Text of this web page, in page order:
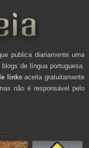
publica diariamente uma
de língua portuguesa.
linksaceita gratuitamente
não é responsável pelo